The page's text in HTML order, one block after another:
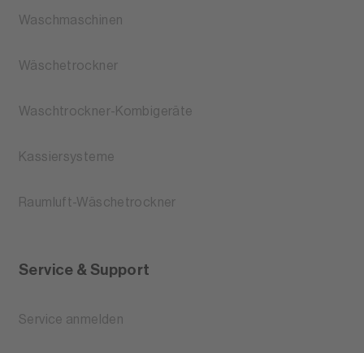
Waschmaschinen
Wäschetrockner
Waschtrockner-Kombigeräte
Kassiersysteme
Raumluft-Wäschetrockner
Service & Support
Service anmelden